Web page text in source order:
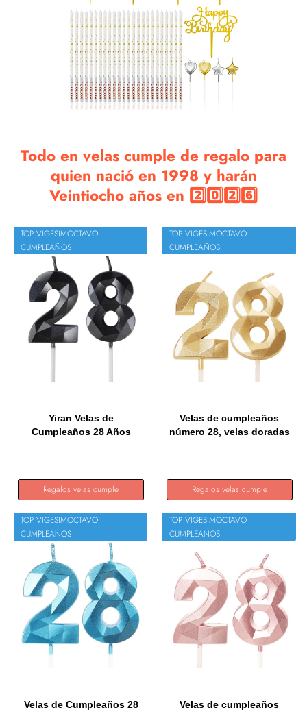
Todo en velas cumple de regalo para
quien nació en 1998 y harán
Veintiocho años en 2️⃣0️⃣2️⃣6️⃣
TOP VIGESIMOCTAVO
CUMPLEAÑOS
Yiran Velas de
Cumpleaños 28 Años
Regalos velas cumple
TOP VIGESIMOCTAVO
CUMPLEAÑOS
Velas de cumpleaños
número 28, velas doradas
Regalos velas cumple
TOP VIGESIMOCTAVO
CUMPLEAÑOS
Velas de Cumpleaños 28
TOP VIGESIMOCTAVO
CUMPLEAÑOS
Velas de cumpleaños